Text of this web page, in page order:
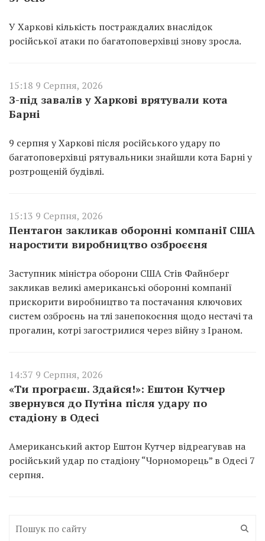
У Харкові кількість постраждалих внаслідок
російської атаки по багатоповерхівці знову зросла.
15:18 9 Серпня, 2026
З-під завалів у Харкові врятували кота
Барні
9 серпня у Харкові після російського удару по
багатоповерхівці рятувальники знайшли кота Барні у
розтрощеній будівлі.
15:13 9 Серпня, 2026
Пентагон закликав оборонні компанії США
наростити виробництво озброєєня
Заступник міністра оборони США Стів Файнберг
закликав великі американські оборонні компанії
прискорити виробництво та постачання ключових
систем озброєнь на тлі занепокоєння щодо нестачі та
прогалин, котрі загострилися через війну з Іраном.
14:37 9 Серпня, 2026
«Ти програєш. Здайся!»: Ештон Кутчер
звернувся до Путіна після удару по
стадіону в Одесі
Американський актор Ештон Кутчер відреагував на
російський удар по стадіону “Чорноморець” в Одесі 7
серпня.